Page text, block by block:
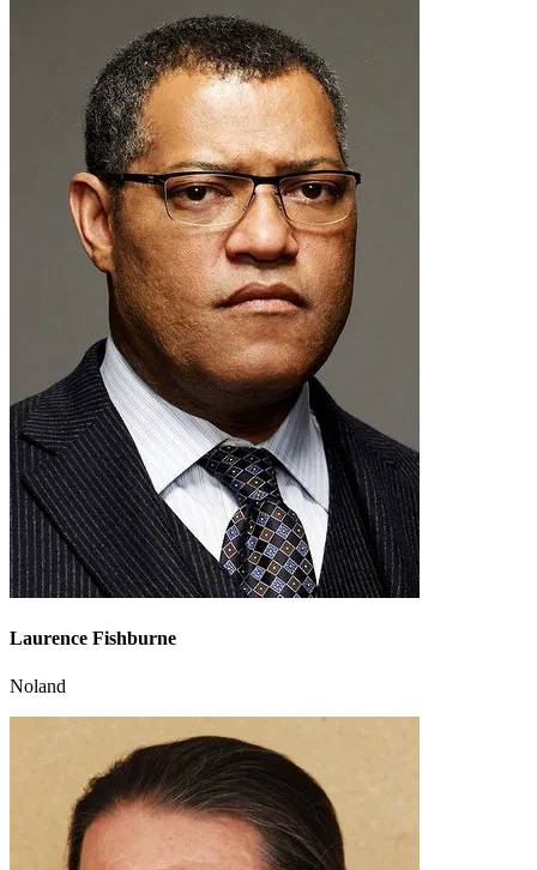
Laurence Fishburne
Noland